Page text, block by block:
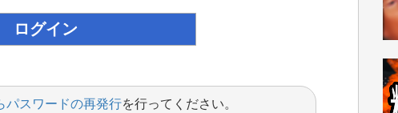
パスワードの再発行を行ってください。